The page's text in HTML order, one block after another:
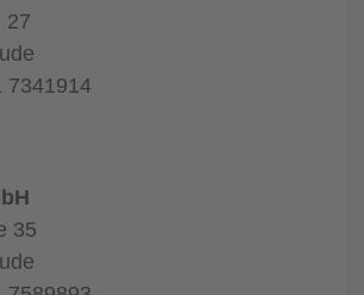
27
7341914
35